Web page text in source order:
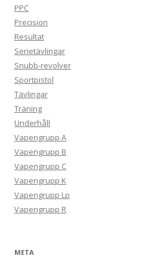
PPC
Precision
Resultat
Serietävlingar
Snubb-revolver
Sportpistol
Tävlingar
Träning
Underhåll
Vapengrupp A
Vapengrupp B
Vapengrupp C
Vapengrupp K
Vapengrupp Lp
Vapengrupp R
META